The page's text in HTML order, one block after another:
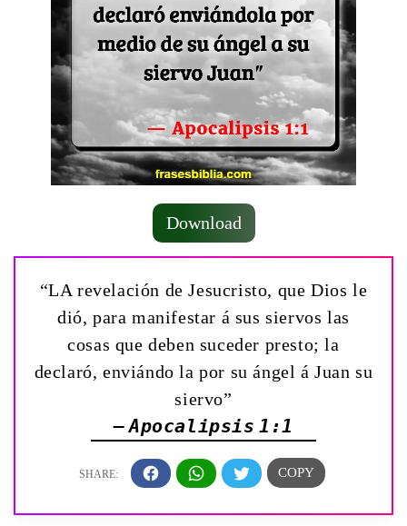
Download
“LA revelación de Jesucristo, que Dios le
dió, para manifestar á sus siervos las
cosas que deben suceder presto; la
declaró, enviándo la por su ángel á Juan su
siervo”
— Apocalipsis 1:1